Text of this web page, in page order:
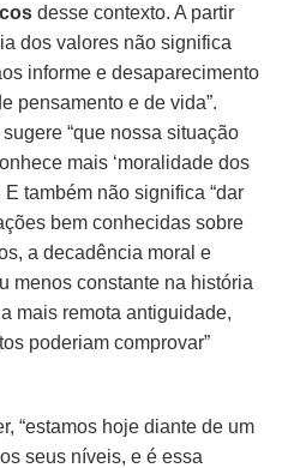
desse contexto. A partir
dos valores não significa
informe e desaparecimento
pensamento e de vida”.
“que nossa situação
mais ‘moralidade dos
E também não significa “dar
bem conhecidas sobre
a decadência moral e
menos constante na história
mais remota antiguidade,
poderiam comprovar”
“estamos hoje diante de um
seus níveis, e é essa